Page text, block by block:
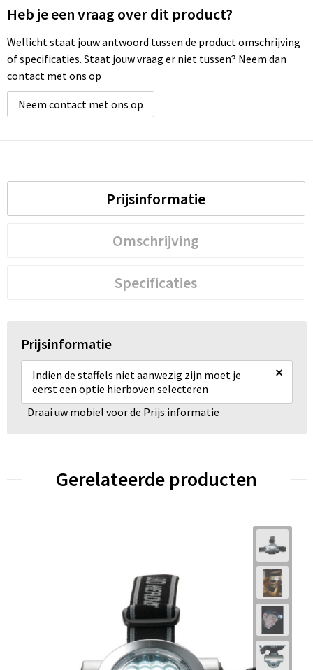
Golftassen
Heb je een vraag over dit product?
Wellicht staat jouw antwoord tussen de product omschrijving
of specificaties. Staat jouw vraag er niet tussen? Neem dan
contact met ons op
Neem contact met ons op
Prijsinformatie
Omschrijving
Specificaties
Prijsinformatie
Indien de staffels niet aanwezig zijn moet je
eerst een optie hierboven selecteren
×
Draai uw mobiel voor de Prijs informatie
Gerelateerde producten